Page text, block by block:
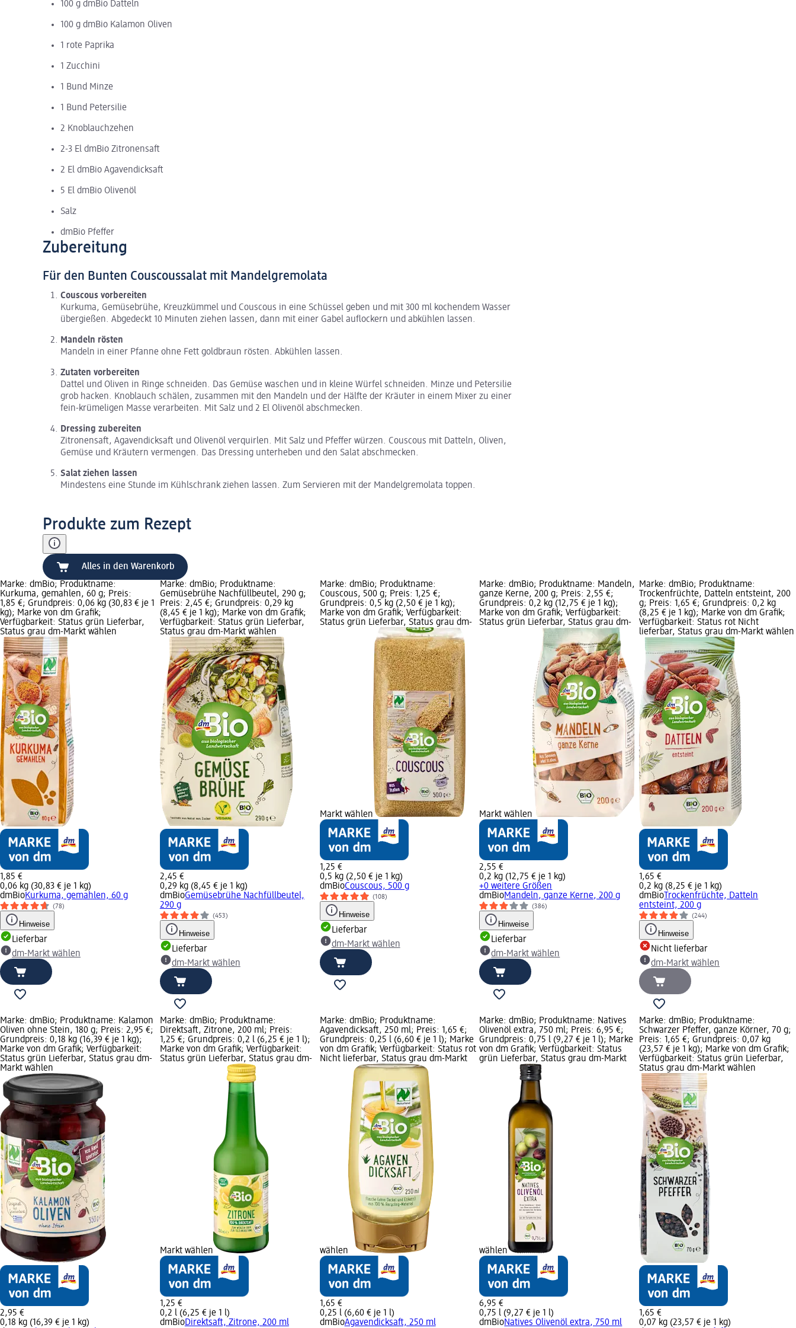
100 g dmBio Datteln
100 g dmBio Kalamon Oliven
1 rote Paprika
1 Zucchini
1 Bund Minze
1 Bund Petersilie
2 Knoblauchzehen
2-3 El dmBio Zitronensaft
2 El dmBio Agavendicksaft
5 El dmBio Olivenöl
Salz
dmBio Pfeffer
Zubereitung
Für den Bunten Couscoussalat mit Mandelgremolata
Couscous vorbereiten
Kurkuma, Gemüsebrühe, Kreuzkümmel und Couscous in eine Schüssel geben und mit 300 ml kochendem Wasser
übergießen. Abgedeckt 10 Minuten ziehen lassen, dann mit einer Gabel auflockern und abkühlen lassen.
Mandeln rösten
Mandeln in einer Pfanne ohne Fett goldbraun rösten. Abkühlen lassen.
Zutaten vorbereiten
Dattel und Oliven in Ringe schneiden. Das Gemüse waschen und in kleine Würfel schneiden. Minze und Petersilie
grob hacken. Knoblauch schälen, zusammen mit den Mandeln und der Hälfte der Kräuter in einem Mixer zu einer
fein-krümeligen Masse verarbeiten. Mit Salz und 2 El Olivenöl abschmecken.
Dressing zubereiten
Zitronensaft, Agavendicksaft und Olivenöl verquirlen. Mit Salz und Pfeffer würzen. Couscous mit Datteln, Oliven,
Gemüse und Kräutern vermengen. Das Dressing unterheben und den Salat abschmecken.
Salat ziehen lassen
Mindestens eine Stunde im Kühlschrank ziehen lassen. Zum Servieren mit der Mandelgremolata toppen.
Produkte zum Rezept
Alles in den Warenkorb
Marke: dmBio; Produktname:
Kurkuma, gemahlen, 60 g; Preis:
1,85 €; Grundpreis: 0,06 kg (30,83 € je 1
kg); Marke von dm Grafik;
Verfügbarkeit: Status grün Lieferbar,
Status grau dm-Markt wählen
1,85 €
0,06 kg (30,83 € je 1 kg)
dmBioKurkuma, gemahlen, 60 g
(78)
Hinweise
Lieferbar
dm-Markt wählen
Marke: dmBio; Produktname:
Gemüsebrühe Nachfüllbeutel, 290 g;
Preis: 2,45 €; Grundpreis: 0,29 kg
(8,45 € je 1 kg); Marke von dm Grafik;
Verfügbarkeit: Status grün Lieferbar,
Status grau dm-Markt wählen
2,45 €
0,29 kg (8,45 € je 1 kg)
dmBioGemüsebrühe Nachfüllbeutel,
290 g
(453)
Hinweise
Lieferbar
dm-Markt wählen
Marke: dmBio; Produktname:
Couscous, 500 g; Preis: 1,25 €;
Grundpreis: 0,5 kg (2,50 € je 1 kg);
Marke von dm Grafik; Verfügbarkeit:
Status grün Lieferbar, Status grau dm-
Markt wählen
1,25 €
0,5 kg (2,50 € je 1 kg)
dmBioCouscous, 500 g
(108)
Hinweise
Lieferbar
dm-Markt wählen
Marke: dmBio; Produktname: Mandeln,
ganze Kerne, 200 g; Preis: 2,55 €;
Grundpreis: 0,2 kg (12,75 € je 1 kg);
Marke von dm Grafik; Verfügbarkeit:
Status grün Lieferbar, Status grau dm-
Markt wählen
2,55 €
0,2 kg (12,75 € je 1 kg)
+0 weitere Größen
dmBioMandeln, ganze Kerne, 200 g
(386)
Hinweise
Lieferbar
dm-Markt wählen
Marke: dmBio; Produktname:
Trockenfrüchte, Datteln entsteint, 200
g; Preis: 1,65 €; Grundpreis: 0,2 kg
(8,25 € je 1 kg); Marke von dm Grafik;
Verfügbarkeit: Status rot Nicht
lieferbar, Status grau dm-Markt wählen
1,65 €
0,2 kg (8,25 € je 1 kg)
dmBioTrockenfrüchte, Datteln
entsteint, 200 g
(244)
Hinweise
Nicht lieferbar
dm-Markt wählen
Marke: dmBio; Produktname: Kalamon
Oliven ohne Stein, 180 g; Preis: 2,95 €;
Grundpreis: 0,18 kg (16,39 € je 1 kg);
Marke von dm Grafik; Verfügbarkeit:
Status grün Lieferbar, Status grau dm-
Markt wählen
2,95 €
0,18 kg (16,39 € je 1 kg)
Marke: dmBio; Produktname:
Direktsaft, Zitrone, 200 ml; Preis:
1,25 €; Grundpreis: 0,2 l (6,25 € je 1 l);
Marke von dm Grafik; Verfügbarkeit:
Status grün Lieferbar, Status grau dm-
Markt wählen
1,25 €
0,2 l (6,25 € je 1 l)
dmBioDirektsaft, Zitrone, 200 ml
Marke: dmBio; Produktname:
Agavendicksaft, 250 ml; Preis: 1,65 €;
Grundpreis: 0,25 l (6,60 € je 1 l); Marke
von dm Grafik; Verfügbarkeit: Status rot
Nicht lieferbar, Status grau dm-Markt
wählen
1,65 €
0,25 l (6,60 € je 1 l)
dmBioAgavendicksaft, 250 ml
Marke: dmBio; Produktname: Natives
Olivenöl extra, 750 ml; Preis: 6,95 €;
Grundpreis: 0,75 l (9,27 € je 1 l); Marke
von dm Grafik; Verfügbarkeit: Status
grün Lieferbar, Status grau dm-Markt
wählen
6,95 €
0,75 l (9,27 € je 1 l)
dmBioNatives Olivenöl extra, 750 ml
Marke: dmBio; Produktname:
Schwarzer Pfeffer, ganze Körner, 70 g;
Preis: 1,65 €; Grundpreis: 0,07 kg
(23,57 € je 1 kg); Marke von dm Grafik;
Verfügbarkeit: Status grün Lieferbar,
Status grau dm-Markt wählen
1,65 €
0,07 kg (23,57 € je 1 kg)